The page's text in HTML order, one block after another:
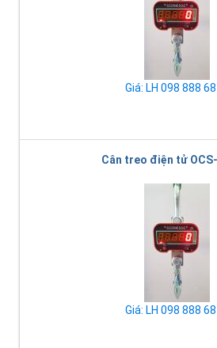
Giá: LH 098 888
Cân treo điện tử
Giá: LH 098 888